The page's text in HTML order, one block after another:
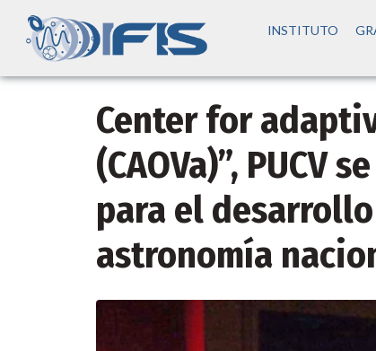
INSTITUTO
Center for
(CAOVa)”, PUCV
para el
astronomía